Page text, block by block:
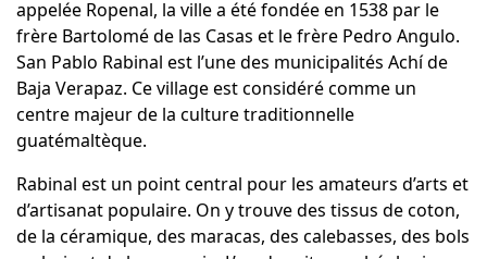
appelée Ropenal, la ville a été fondée en 1538 par le
frère Bartolomé de las Casas et le frère Pedro Angulo.
San Pablo Rabinal est l’une des municipalités Achí de
Baja Verapaz. Ce village est considéré comme un
centre majeur de la culture traditionnelle
guatémaltèque.
Rabinal est un point central pour les amateurs d’arts et
d’artisanat populaire. On y trouve des tissus de coton,
de la céramique, des maracas, des calebasses, des bols